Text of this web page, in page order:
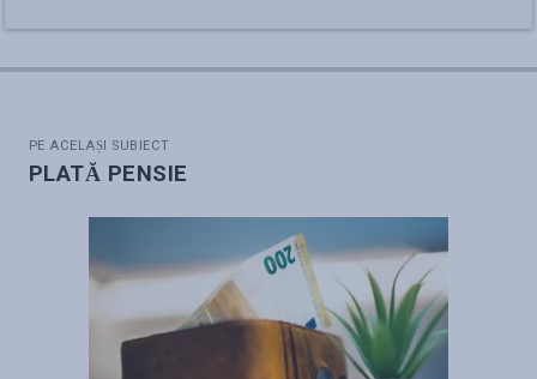
PE ACELAȘI SUBIECT
PLATĂ PENSIE